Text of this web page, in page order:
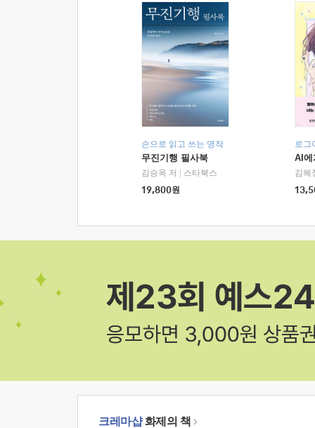
손으로 읽고 쓰는 명작
무진기행 필사북
김승옥 저
스타북스
19,800원
로그
AI에
김혜
크레마샵화제의 책